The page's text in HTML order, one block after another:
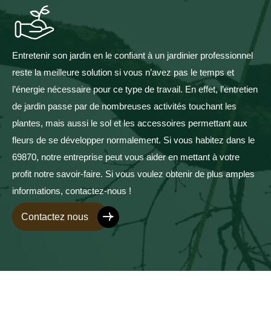
Entretenir son jardin en le confiant à un jardinier professionnel
reste la meilleure solution si vous n’avez pas le temps et
l’énergie nécessaire pour ce type de travail. En effet, l’entretien
de jardin passe par de nombreuses activités touchant les
plantes, mais aussi le sol et les accessoires permettant aux
fleurs de se développer normalement. Si vous habitez dans le
69870, notre entreprise peut vous aider en mettant à votre
profit notre savoir-faire. Si vous voulez obtenir de plus amples
informations, contactez-nous !
Contactez nous